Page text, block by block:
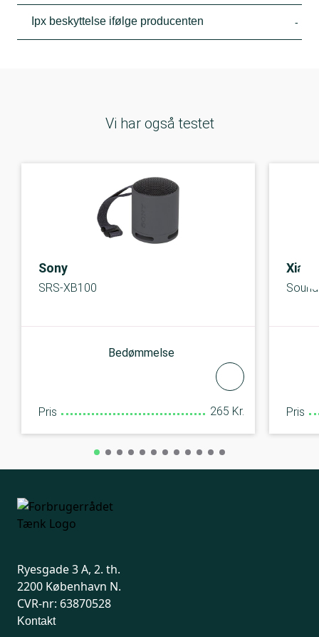
Ipx beskyttelse ifølge producenten -
Vi har også testet
Sony
SRS-XB100
Bedømmelse
Pris 265 Kr. Pris
Ryesgade 3 A, 2. th.
2200 København N.
CVR-nr: 63870528
Kontakt